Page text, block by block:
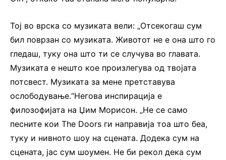
Тој во врска со музиката вели: „Отсекогаш сум
бил поврзан со музиката. Животот не е она што го
гледаш, туку она што ти се случува во главата.
Музиката е нешто кое произлегува од твојата
потсвест. Музиката за мене претставува
ослободување.“Негова инспирација е
филозофијата на Џим Морисон. „Не се само
песните кои The Doors ги направија тоа што беа,
туку и нивното шоу на сцената. Додека сум на
сцената, јас сум шоумен. Не би рекол дека сум